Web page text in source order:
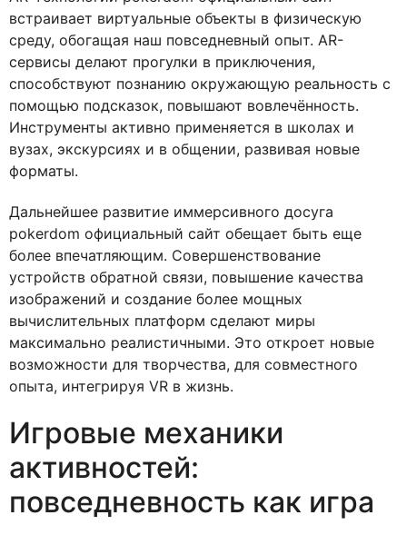
встраивает виртуальные объекты в физическую
среду, обогащая наш повседневный опыт. AR-
сервисы делают прогулки в приключения,
способствуют познанию окружающую реальность с
помощью подсказок, повышают вовлечённость.
Инструменты активно применяется в школах и
вузах, экскурсиях и в общении, развивая новые
форматы.
Дальнейшее развитие иммерсивного досуга
pokerdom официальный сайт обещает быть еще
более впечатляющим. Совершенствование
устройств обратной связи, повышение качества
изображений и создание более мощных
вычислительных платформ сделают миры
максимально реалистичными. Это откроет новые
возможности для творчества, для совместного
опыта, интегрируя VR в жизнь.
Игровые механики
активностей:
повседневность как игра